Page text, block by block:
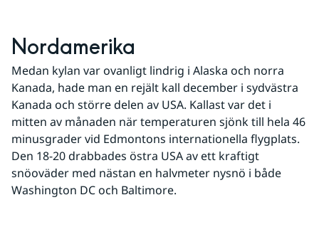
Nordamerika
Medan kylan var ovanligt lindrig i Alaska och norra
Kanada, hade man en rejält kall december i sydvästra
Kanada och större delen av USA. Kallast var det i
mitten av månaden när temperaturen sjönk till hela 46
minusgrader vid Edmontons internationella flygplats.
Den 18-20 drabbades östra USA av ett kraftigt
snöoväder med nästan en halvmeter nysnö i både
Washington DC och Baltimore.